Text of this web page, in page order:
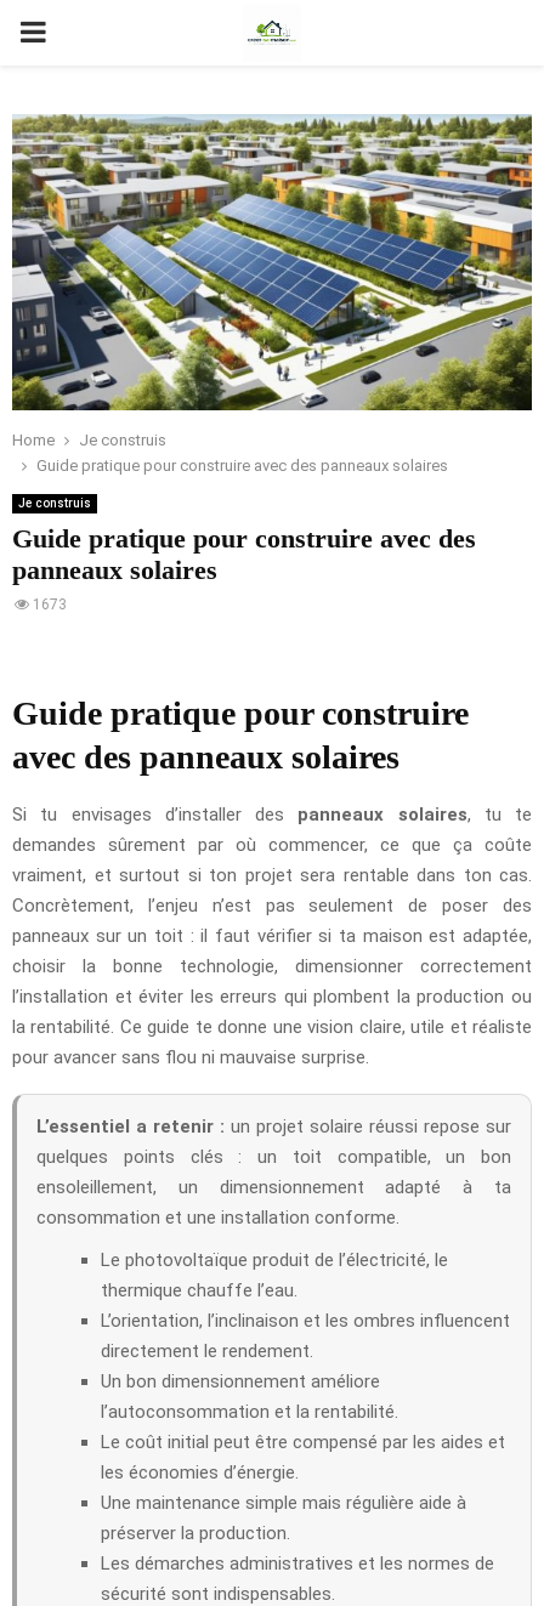
PRIMARY
Home
Je construis
Guide pratique pour construire avec des panneaux solaires
Je construis
Guide pratique pour construire avec des
panneaux solaires
1673
Guide pratique pour construire
avec des panneaux solaires
Si tu envisages d’installer des panneaux solaires, tu te
demandes sûrement par où commencer, ce que ça coûte
vraiment, et surtout si ton projet sera rentable dans ton cas.
Concrètement, l’enjeu n’est pas seulement de poser des
panneaux sur un toit : il faut vérifier si ta maison est adaptée,
choisir la bonne technologie, dimensionner correctement
l’installation et éviter les erreurs qui plombent la production ou
la rentabilité. Ce guide te donne une vision claire, utile et réaliste
pour avancer sans flou ni mauvaise surprise.
L’essentiel a retenir : un projet solaire réussi repose sur
quelques points clés : un toit compatible, un bon
ensoleillement, un dimensionnement adapté à ta
consommation et une installation conforme.
Le photovoltaïque produit de l’électricité, le
thermique chauffe l’eau.
L’orientation, l’inclinaison et les ombres influencent
directement le rendement.
Un bon dimensionnement améliore
l’autoconsommation et la rentabilité.
Le coût initial peut être compensé par les aides et
les économies d’énergie.
Une maintenance simple mais régulière aide à
préserver la production.
Les démarches administratives et les normes de
sécurité sont indispensables.